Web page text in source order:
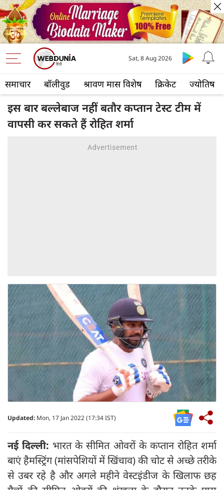
समाचार बॉलीवुड श्रावण मास विशेष क्रिकेट ज्योतिष
Sat, 8 Aug 2026
इस बार बल्लेबाज नहीं बतौर कप्तान टेस्ट टीम में
वापसी कर सकते हैं रोहित शर्मा
Updated: Mon, 17 Jan 2022 (17:34 IST)
नई दिल्ली: भारत के सीमित ओवरों के कप्तान रोहित शर्मा
बाएं हैमस्ट्रिंग (मांसपेशियों में खिंचाव) की चोट से अच्छे तरीके
से उबर रहे है और अगले महीने वेस्टइंडीज के खिलाफ छह